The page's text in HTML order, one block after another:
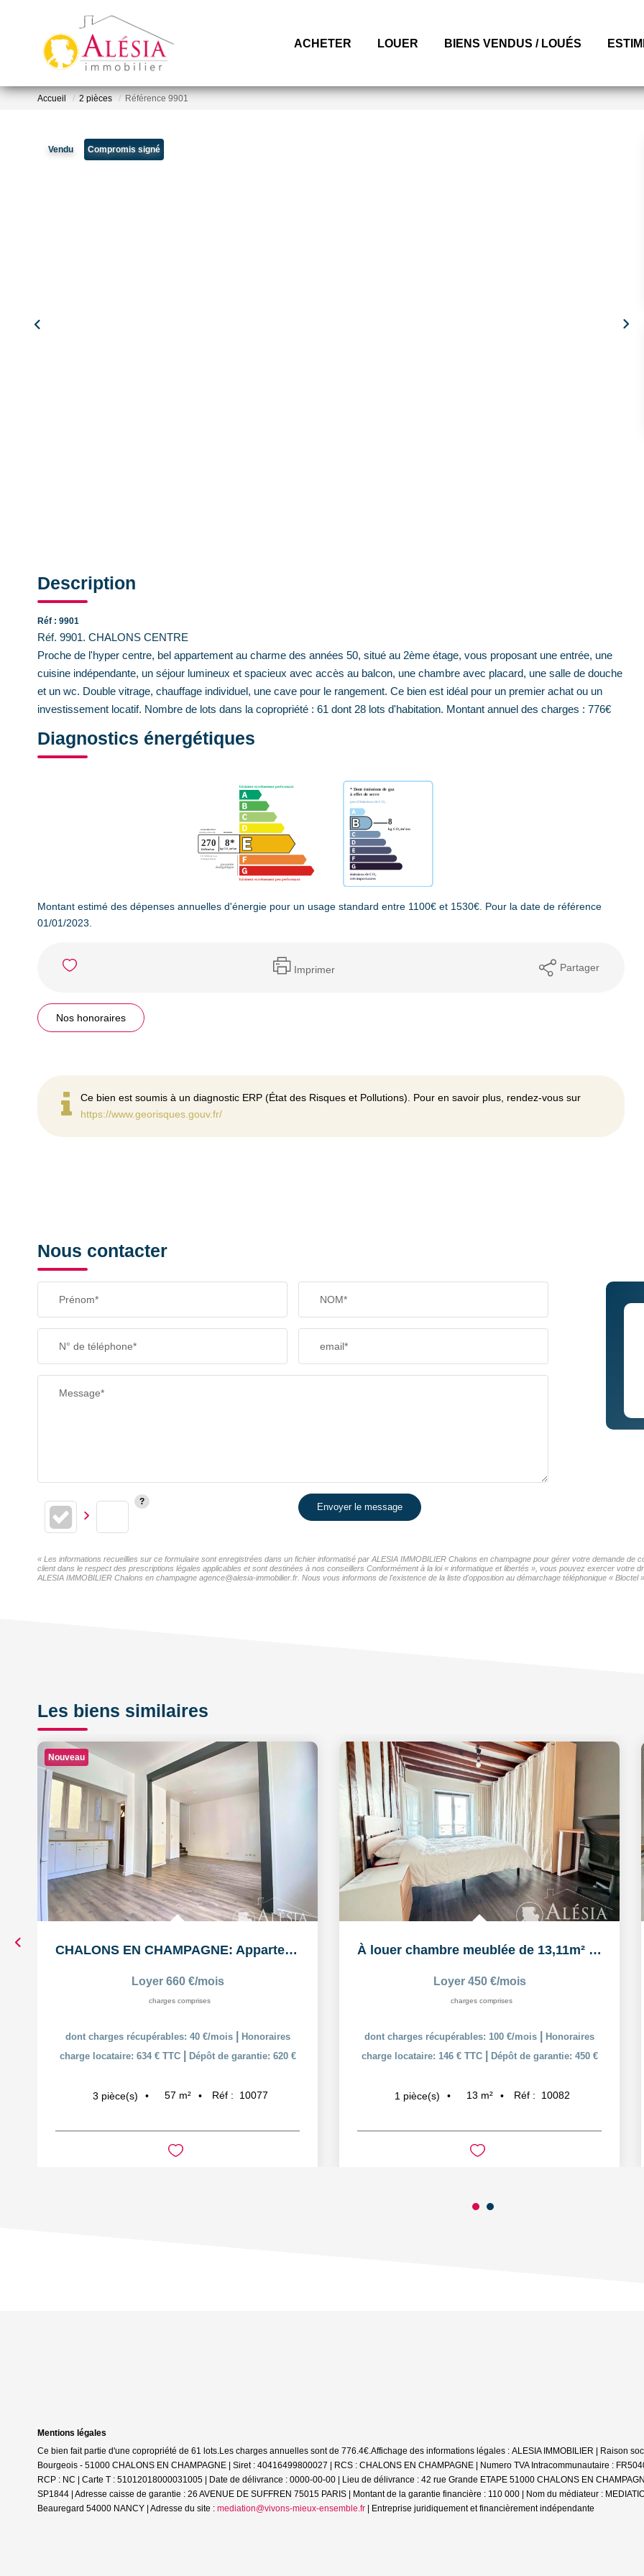
ACHETER LOUER BIENS VENDUS / LOUÉS
Accueil 2 pièces Référence 9901
Vendu Compromis signé
Description
Réf : 9901
Réf. 9901. CHALONS CENTRE
Proche de l'hyper centre, bel appartement au charme des années 50, situé au 2ème étage, vous proposant une entrée, une
cuisine indépendante, un séjour lumineux et spacieux avec accès au balcon, une chambre avec placard, une salle de douche
et un wc. Double vitrage, chauffage individuel, une cave pour le rangement. Ce bien est idéal pour un premier achat ou un
investissement locatif. Nombre de lots dans la copropriété : 61 dont 28 lots d'habitation. Montant annuel des charges : 776€
Diagnostics énergétiques
Montant estimé des dépenses annuelles d'énergie pour un usage standard entre 1100€ et 1530€. Pour la date de référence
01/01/2023.
Imprimer Partager
Nos honoraires
Ce bien est soumis à un diagnostic ERP (État des Risques et Pollutions). Pour en savoir plus, rendez-vous sur
https://www.georisques.gouv.fr/
Nous contacter
Prénom* NOM*
N° de téléphone* email*
Message*
Envoyer le message
« Les informations recueillies sur ce formulaire sont enregistrées dans un fichier informatisé par ALESIA IMMOBILIER Chalons en champagne pour gérer votre demande
client dans le respect des prescriptions légales applicables et sont destinées à nos conseillers Conformément à la loi « informatique et libertés », vous pouvez exercer votre
ALESIA IMMOBILIER Chalons en champagne agence@alesia-immobilier.fr. Nous vous informons de l'existence de la liste d'opposition au démarchage téléphonique «
Les biens similaires
Nouveau
CHALONS EN CHAMPAGNE: Appartement T3 en duplex
Loyer 660 €/mois
charges comprises
dont charges récupérables: 40 €/mois
Honoraires
charge locataire: 634 € TTC
Dépôt de garantie: 620 €
3 pièce(s) 57 m² Réf : 10077
À louer chambre meublée de 13,11m² dans un logement...
Loyer 450 €/mois
charges comprises
dont charges récupérables: 100 €/mois
Honoraires
charge locataire: 146 € TTC
Dépôt de garantie: 450 €
1 pièce(s) 13 m² Réf : 10082
Mentions légales
Ce bien fait partie d'une copropriété de 61 lots.Les charges annuelles sont de 776.4€.Affichage des informations légales : ALESIA IMMOBILIER | Raison
Bourgeois - 51000 CHALONS EN CHAMPAGNE | Siret : 40416499800027 | RCS : CHALONS EN CHAMPAGNE | Numero TVA Intracommunautaire :
RCP : NC | Carte T : 51012018000031005 | Date de délivrance : 0000-00-00 | Lieu de délivrance : 42 rue Grande ETAPE 51000 CHALONS EN
SP1844 | Adresse caisse de garantie : 26 AVENUE DE SUFFREN 75015 PARIS | Montant de la garantie financière : 110 000 | Nom du médiateur :
Beauregard 54000 NANCY | Adresse du site : mediation@vivons-mieux-ensemble.fr Entreprise juridiquement et financièrement indépendante